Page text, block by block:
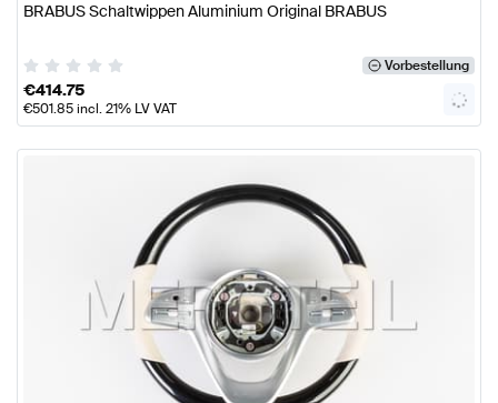
BRABUS Schaltwippen Aluminium Original BRABUS
Vorbestellung
€414.75
€501.85incl. 21% LV VAT